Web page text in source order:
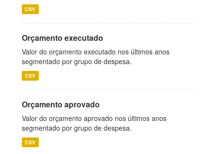
CSV
Orçamento executado
Valor do orçamento executado nos últimos anos
segmentado por grupo de despesa.
CSV
Orçamento aprovado
Valor do orçamento aprovado nos últimos anos
segmentado por grupo de despesa.
CSV